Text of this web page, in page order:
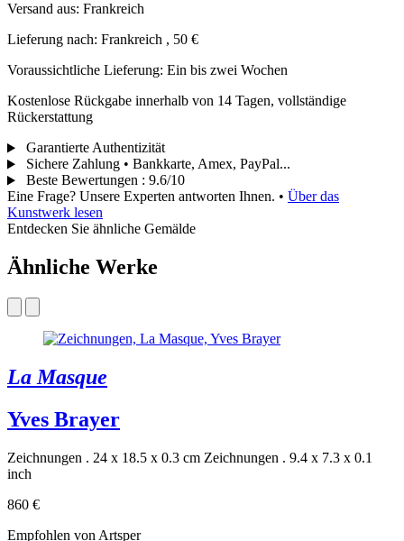
Versand aus: Frankreich
Lieferung nach: Frankreich , 50 €
Voraussichtliche Lieferung: Ein bis zwei Wochen
Kostenlose Rückgabe innerhalb von 14 Tagen, vollständige
Rückerstattung
Garantierte Authentizität
Sichere Zahlung • Bankkarte, Amex, PayPal...
Beste Bewertungen : 9.6/10
Eine Frage? Unsere Experten antworten Ihnen. • Über das
Kunstwerk lesen
Entdecken Sie ähnliche Gemälde
Ähnliche Werke
La Masque
Yves Brayer
Zeichnungen . 24 x 18.5 x 0.3 cm Zeichnungen . 9.4 x 7.3 x 0.1
inch
860 €
Empfohlen von Artsper